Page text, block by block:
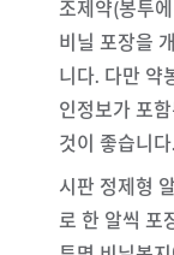
조제약(봉투
비닐 포장을
니다. 다만 약
인정보가 포
것이 좋습니다.
시판 정제형
로 한 알씩 포